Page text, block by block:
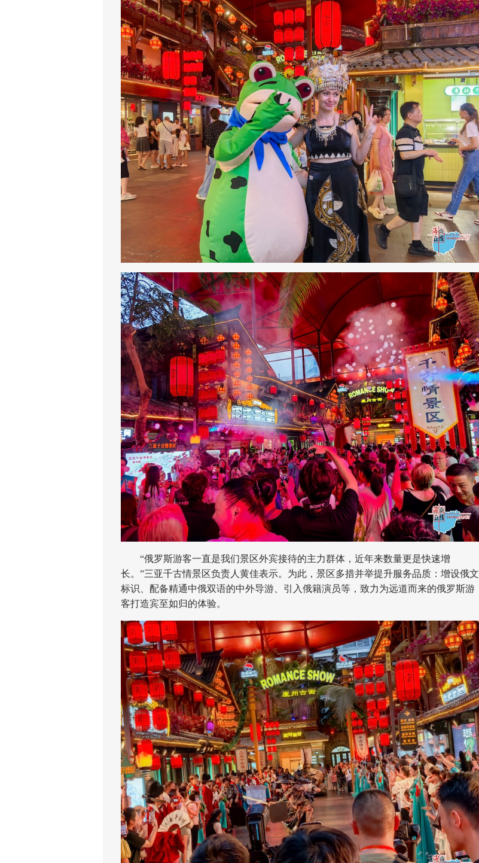
“俄罗斯游客一直是我们景区外宾接待的主力群体，近年来数量更是快速增
长。”三亚千古情景区负责人黄佳表示。为此，景区多措并举提升服务品质：增设俄文
标识、配备精通中俄双语的中外导游、引入俄籍演员等，致力为远道而来的俄罗斯游
客打造宾至如归的体验。